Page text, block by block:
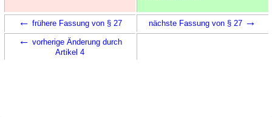
← frühere Fassung von § 27 nächste Fassung von § 27 →
← vorherige Änderung durch
Artikel 4